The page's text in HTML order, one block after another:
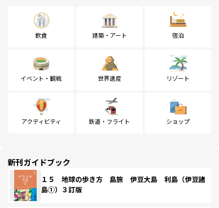
飲食 建築・アート 宿泊
イベント・観戦 世界遺産 リゾート
アクティビティ 鉄道・フライト ショップ
新刊ガイドブック
１５ 地球の歩き方 島旅 伊豆大島 利島（伊豆諸
島①）３訂版